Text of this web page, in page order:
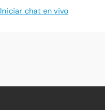
Iniciar chat en vivo